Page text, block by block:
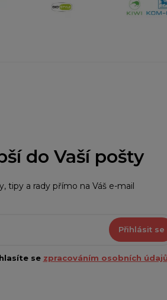
do Vaší pošty
tipy a rady přímo na Váš e-mail
Přihlásit se
se zpracováním osobních